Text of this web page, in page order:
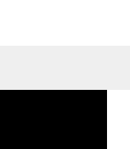
author/